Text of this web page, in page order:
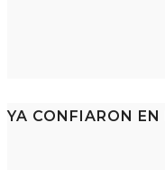
YA CONFIARON